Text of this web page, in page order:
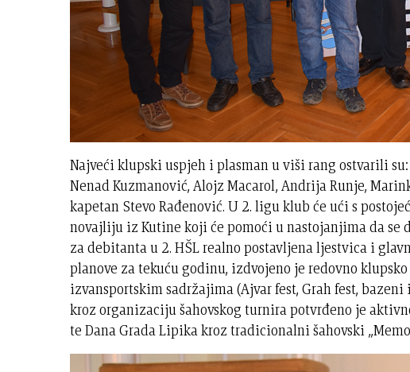
Najveći klupski uspjeh i plasman u viši rang ostvarili
Nenad Kuzmanović, Alojz Macarol, Andrija Runje,
kapetan Stevo Rađenović. U 2. ligu klub će ući s
novajliju iz Kutine koji će pomoći u nastojanjima da se
za debitanta u 2. HŠL realno postavljena ljestvica i
planove za tekuću godinu, izdvojeno je redovno
izvansportskim sadržajima (Ajvar fest, Grah fest,
kroz organizaciju šahovskog turnira potvrđeno je
te Dana Grada Lipika kroz tradicionalni šahovski